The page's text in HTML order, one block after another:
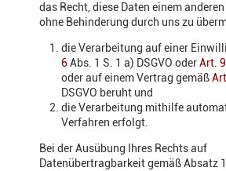
das Recht, diese Daten einem
ohne Behinderung durch uns zu
die Verarbeitung auf einer
6Abs. 1 S. 1 a) DSGVO oderArt. 9
oder auf einem Vertrag gemäß
DSGVO beruht und
die Verarbeitung mithilfe
Verfahren erfolgt.
Bei der Ausübung Ihres Rechts auf
Datenübertragbarkeit gemäß Absatz